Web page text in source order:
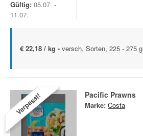
Gültig: 05.07. -
11.07.
€ 22,18 / kg - versch. Sorten, 225 - 275 g
Verpasst! Pacific Prawns
Marke: Costa